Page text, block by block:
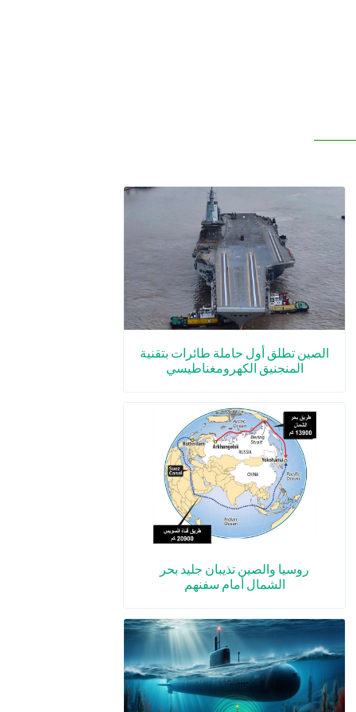
الصين تطلق أول حاملة طائرات بتقنية
المنجنيق الكهرومغناطيسي
روسيا والصين تذيبان جليد بحر
الشمال أمام سفنهم